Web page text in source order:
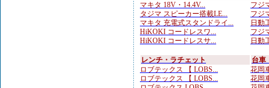
マキタ 18V・14.4V...
タジマ スピーカー搭載LE...
マキタ 充電式スタンドライ...
HiKOKI コードレスワ...
HiKOKI コードレスサ...
フジ
フジ
日動
フジ
日動
レンチ・ラチェット
ロブテックス 【 LOBS...
ロブテックス 【 LOBS...
台車
花岡
花岡